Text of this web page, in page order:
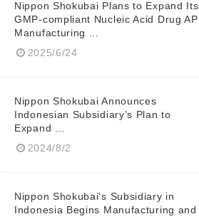
Nippon Shokubai Plans to Expand Its
GMP-compliant Nucleic Acid Drug API
Manufacturing ...
2025/6/24
Nippon Shokubai Announces
Indonesian Subsidiary’s Plan to
Expand ...
2024/8/2
Nippon Shokubai's Subsidiary in
Indonesia Begins Manufacturing and